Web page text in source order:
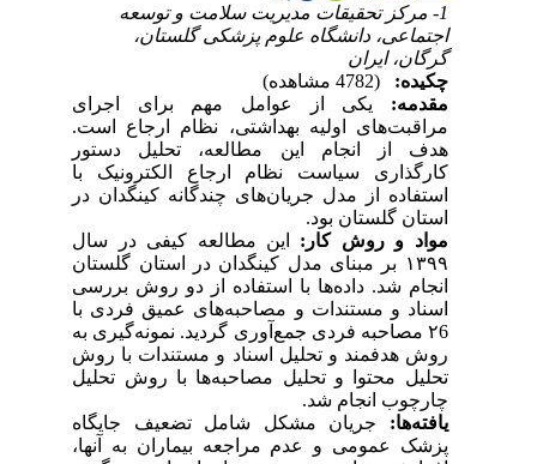
1- مرکز تحقیقات مدیریت سلامت و توسعه
اجتماعی، دانشگاه علوم پزشکی گلستان،
گرگان، ایران
چکیده:
مقدمه:
یکی از عوامل مهم برای اجرای
مراقبت‌های اولیه بهداشتی، نظام ارجاع است.
هدف از انجام این مطالعه،تحلیل دستور
کارگذاری سیاست نظام ارجاع الکترونیک با
استفاده از مدل جریان‌های چندگانه کینگدان در
استان گلستان بود.
مواد و روش‌ کار: این مطالعه کیفی در سال
۱۳۹ بر مبنای مدل کینگدان در استان گلستان
انجام شد. داده‌ها با استفاده از دو روش بررسی
اسناد و مستندات و مصاحبه‌های عمیق فردی با
۲6 مصاحبه فردی جمع‌آوری گردید. نمونه‌گیری به
روش هدفمند و تحلیل اسناد و مستنداتبا روش
تحلیل محتوا و تحلیل مصاحبه‌ها با روش تحلیل
چارچوب انجام شد.
یافته‌ها:جریان مشکل شامل تضعیف جایگاه
پزشک عمومی و عدم مراجعه بیماران به آنها،